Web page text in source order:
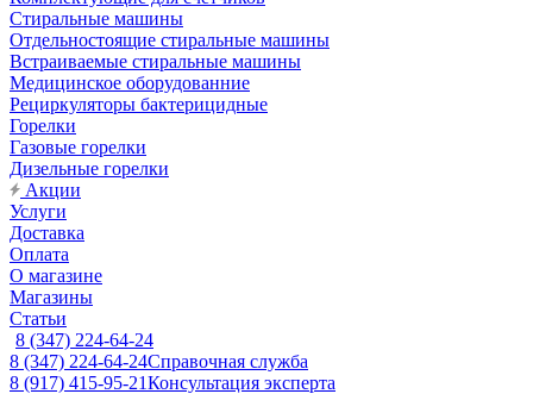
Стиральные машины
Отдельностоящие стиральные машины
Встраиваемые стиральные машины
Медицинское оборудованние
Рециркуляторы бактерицидные
Горелки
Газовые горелки
Дизельные горелки
Акции
Услуги
Доставка
Оплата
О магазине
Магазины
Статьи
8 (347) 224-64-24
8 (347) 224-64-24Справочная служба
8 (917) 415-95-21Консультация эксперта